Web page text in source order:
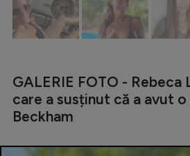
GALERIE FOTO - Rebeca
care a susținut că a avut
Beckham